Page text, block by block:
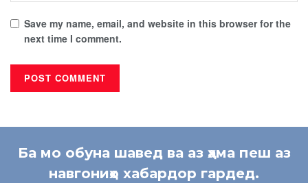
Save my name, email, and website in this browser for the
next time I comment.
Ба мо обуна шавед ва аз ҳама пеш аз
навгониҳо хабардор гардед.